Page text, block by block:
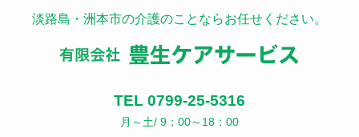
淡路島・洲本市の介護のことならお任せください。
TEL 0799-25-5316
月～土/ 9：00～18：00